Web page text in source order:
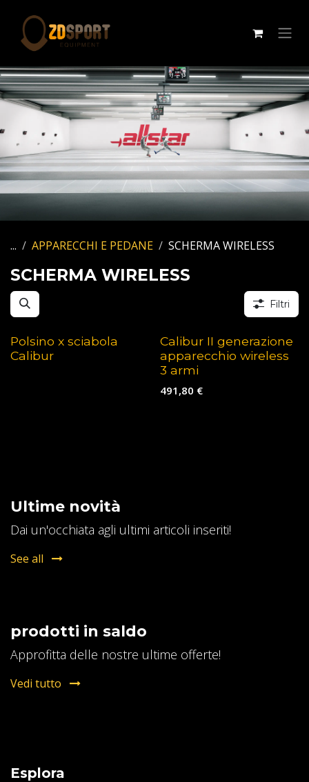
... APPARECCHI E PEDANE SCHERMA WIRELESS
SCHERMA WIRELESS
Filtri
Polsino x sciabola
Calibur
Calibur II generazione
apparecchio wireless
3 armi
491,80 €
Ultime novità
Dai un'occhiata agli ultimi articoli inseriti!
See all
prodotti in saldo
Approfitta delle nostre ultime offerte!
Vedi tutto
Esplora